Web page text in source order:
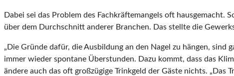
Dabei sei das Problem des Fachkräftemangels oft
über dem Durchschnitt anderer Branchen. Das stellte die
„Die Gründe dafür, die Ausbildung an den Nagel zu hängen,
immer wieder spontane Überstunden. Dazu kommt, dass das
ändere auch das oft großzügige Trinkgeld der Gäste nichts. „Das